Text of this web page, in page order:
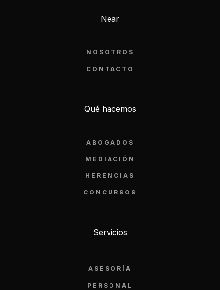
Near
NOSOTROS
CONTACTO
Qué hacemos
ABOGADOS
MEDIACIÓN
HERENCIAS
CONCURSOS
Servicios
ASESORÍA
PERSONAL